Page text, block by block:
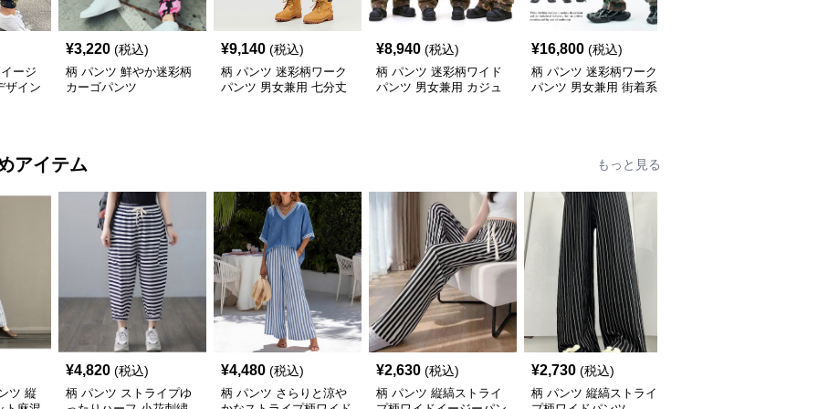
ージ
ザイン
¥3,220 (税込)
柄 パンツ 鮮やか迷彩柄
カーゴパンツ
¥9,140 (税込)
柄 パンツ 迷彩柄ワーク
パンツ 男女兼用 七分丈
¥8,940 (税込)
柄 パンツ 迷彩柄ワイド
パンツ 男女兼用 カジュ
¥16,800 (税込)
柄 パンツ 迷彩柄ワーク
パンツ 男女兼用 街着系
アイテム もっと見る
ツ 縦
¥4,820 (税込)
柄 パンツ ストライプゆ
¥4,480 (税込)
柄 パンツ さらりと涼や
¥2,630 (税込)
柄 パンツ 縦縞ストライ
¥2,730 (税込)
柄 パンツ 縦縞ストライ